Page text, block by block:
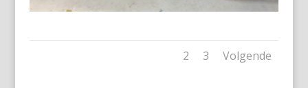
2 3 Volgende